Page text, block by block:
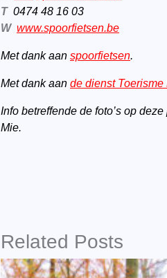
T 0474 48 16 03
W www.spoorfietsen.be
Met dank aan spoorfietsen.
Met dank aan de dienst Toerisme
Info betreffende de foto’s op
Mie.
Related Posts